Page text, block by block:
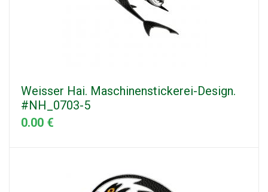
Weisser Hai. Maschinenstickerei-Design.
#NH_0703-5
0.00 €